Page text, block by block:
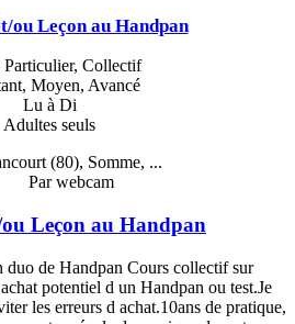
ou Leçon au Handpan
Particulier, Collectif
Moyen, Avancé
Lu à Di
Adultes seuls
(80), Somme, ...
Par webcam
Leçon au Handpan
duo de Handpan Cours collectif sur
potentiel d un Handpan ou test.Je
les erreurs d achat.10ans de pratique,